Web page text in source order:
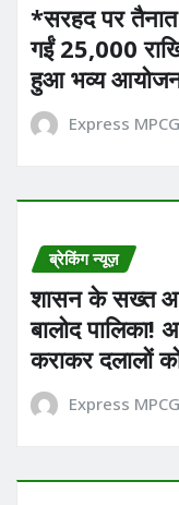
*सरहद पर
गईं 25,000
हुआ भव्य
Express MPCG
ब्रेकिंग न्यूज़
शासन के सख्त
बालोद पालिका!
कराकर दलालों
Express MPCG